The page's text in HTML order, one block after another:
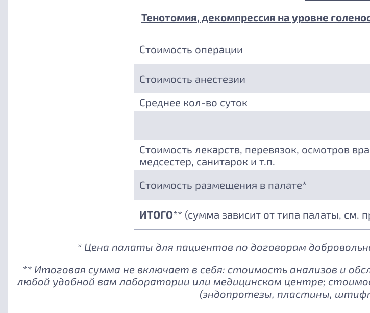
Тенотомия, декомпрессия на уровне
Стоимость операции
Стоимость анестезии
Среднее кол-во суток
Стоимость лекарств, перевязок, осмотров
медсестер, санитарок и т.п.
Стоимость размещения в палате*
ИТОГО** (сумма зависит от типа палаты, см.
* Цена палаты для пациентов по договорам
** Итоговая сумма не включает в себя: стоимость анализов и
любой удобной вам лаборатории или медицинском центре;
(эндопротезы, пластины,